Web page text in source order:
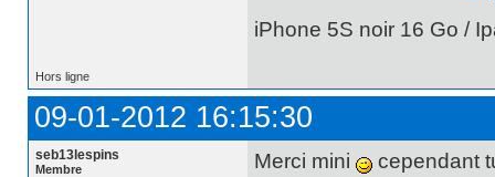
iPhone 5S noir 16 Go /
Hors ligne
09-01-2012 16:15:30
seb13lespins
Membre
Merci mini
cependant